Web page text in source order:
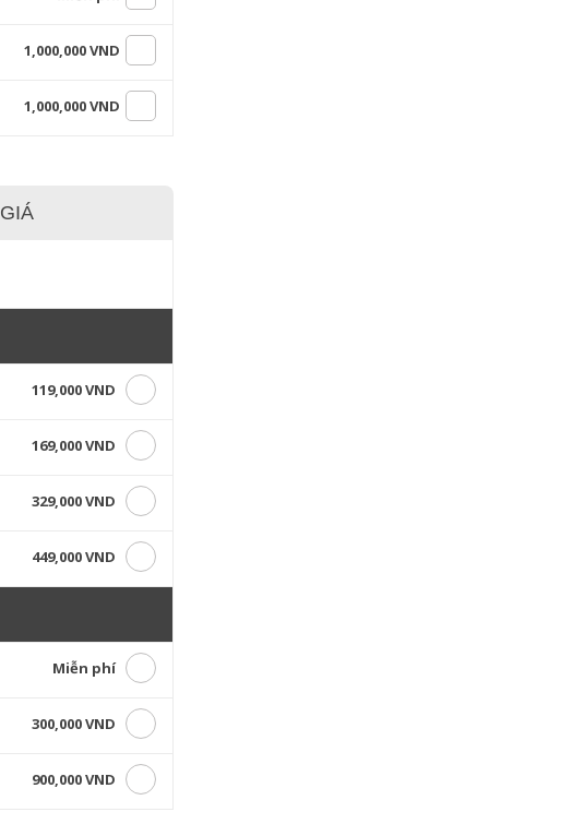
1,000,000 VND
1,000,000 VND
GIÁ
119,000 VND
169,000 VND
329,000 VND
449,000 VND
Miễn phí
300,000 VND
900,000 VND